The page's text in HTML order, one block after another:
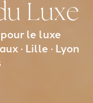
Luxe
le luxe
· Lille · Lyon